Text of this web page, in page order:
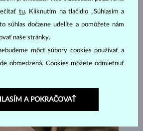
tu. Kliknutím na tlačidlo „Súhlasím a
súhlas dočasne udelíte a pomôžete nám
naše stránky.
môcť súbory cookies používať a
obmedzená. Cookies môžete odmietnuť
A POKRAČOVAŤ